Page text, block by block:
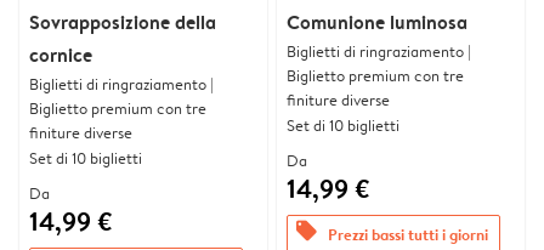
Sovrapposizione della
cornice
Biglietti di ringraziamento |
Biglietto premium con tre
finiture diverse
Set di 10 biglietti
Da
14,99 €
Comunione luminosa
Biglietti di ringraziamento |
Biglietto premium con tre
finiture diverse
Set di 10 biglietti
Da
14,99 €
offers Prezzi bassi tutti i giorni